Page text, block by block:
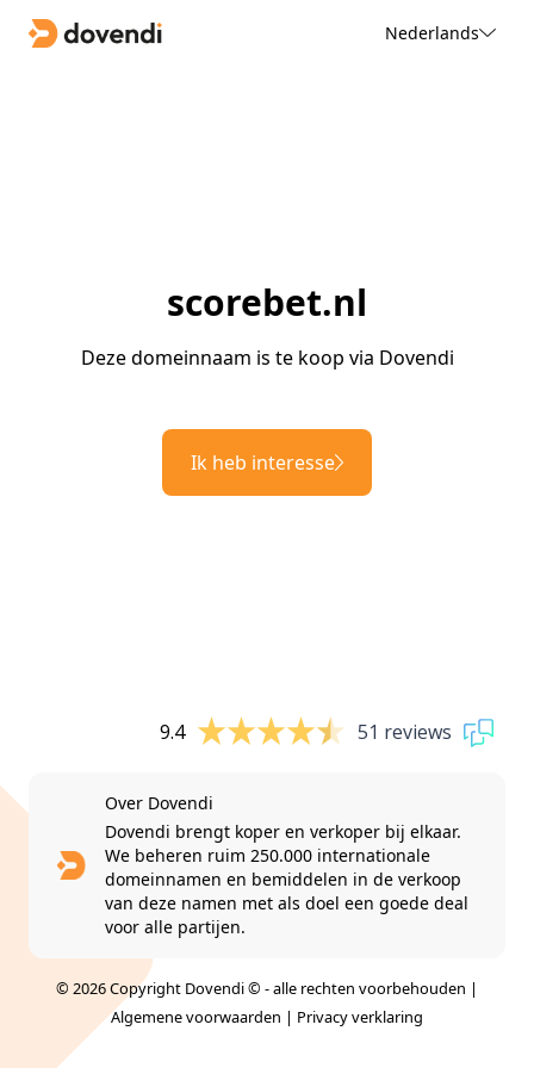
Nederlands
scorebet.nl
Deze domeinnaam is te koop via Dovendi
Ik heb interesse
9.4 51 reviews
Over Dovendi
Dovendi brengt koper en verkoper bij elkaar.
We beheren ruim 250.000 internationale
domeinnamen en bemiddelen in de verkoop
van deze namen met als doel een goede deal
voor alle partijen.
© 2026 Copyright Dovendi © - alle rechten voorbehouden |
Algemene voorwaarden | Privacy verklaring